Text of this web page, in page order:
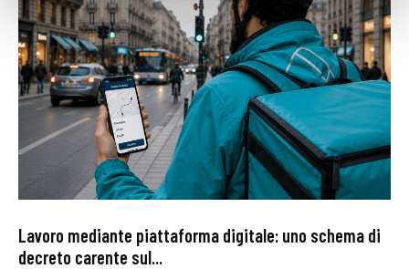
Lavoro mediante piattaforma digitale: uno schema di
decreto carente sul...